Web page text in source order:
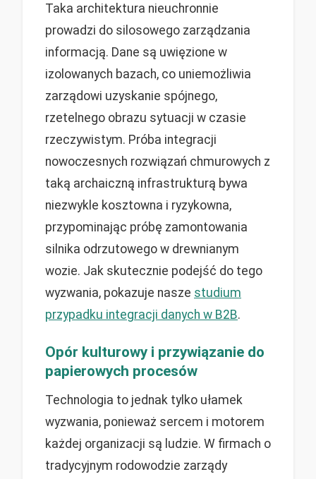
Taka architektura nieuchronnie
prowadzi do silosowego zarządzania
informacją. Dane są uwięzione w
izolowanych bazach, co uniemożliwia
zarządowi uzyskanie spójnego,
rzetelnego obrazu sytuacji w czasie
rzeczywistym. Próba integracji
nowoczesnych rozwiązań chmurowych z
taką archaiczną infrastrukturą bywa
niezwykle kosztowna i ryzykowna,
przypominając próbę zamontowania
silnika odrzutowego w drewnianym
wozie. Jak skutecznie podejść do tego
wyzwania, pokazuje nasze studium
przypadku integracji danych w B2B.
Opór kulturowy i przywiązanie do
papierowych procesów
Technologia to jednak tylko ułamek
wyzwania, ponieważ sercem i motorem
każdej organizacji są ludzie. W firmach o
tradycyjnym rodowodzie zarządy